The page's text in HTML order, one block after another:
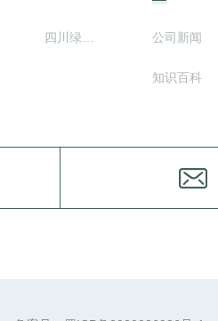
公司新闻
知识百科